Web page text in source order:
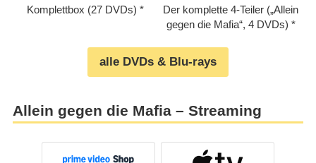
Komplettbox (27 DVDs)
Der komplette 4-Teiler („Allein
gegen die Mafia“, 4 DVDs)
alle DVDs & Blu-rays
Allein gegen die Mafia – Streaming